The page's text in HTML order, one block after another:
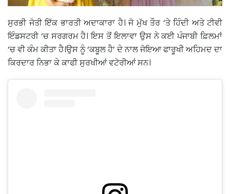
ਸੁਰਭੀ ਜੋਤੀ ਇੱਕ ਭਾਰਤੀ ਅਦਾਕਾਰਾ ਹੈ। ਜੋ ਮੁੱਖ ਤੌਰ ‘ਤੇ ਹਿੰਦੀ ਅਤੇ ਟੀਵੀ
ਇੰਡਸਟਰੀ ‘ਚ ਸਰਗਰਮ ਹੈ। ਇਸ ਤੋਂ ਇਲਾਵਾ ਉਸ ਨੇ ਕਈ ਪੰਜਾਬੀ ਫ਼ਿਲਮਾਂ
‘ਚ ਵੀ ਕੰਮ ਕੀਤਾ ਹੈ।ਉਸ ਨੂੰ ‘ਕਬੂਲ ਹੈ’ ਦੇ ਨਾਲ ਜੋਇਆ ਫਾਰੂਖੀ ਅਹਿਮਦ ਦਾ
ਕਿਰਦਾਰ ਨਿਭਾ ਕੇ ਕਾਫੀ ਸੁਰਖੀਆਂ ਵਟੋਰੀਆਂ ਸਨ।